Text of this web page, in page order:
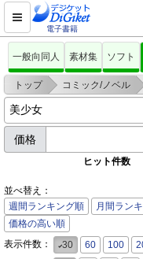
電子書籍
一般向同人 素材集 ソフト
トップ > コミック/ノベル >
価格
ヒット件数
並べ替え：
週間ランキング順
月間ラン
価格の高い順
表示件数：
30 60 100